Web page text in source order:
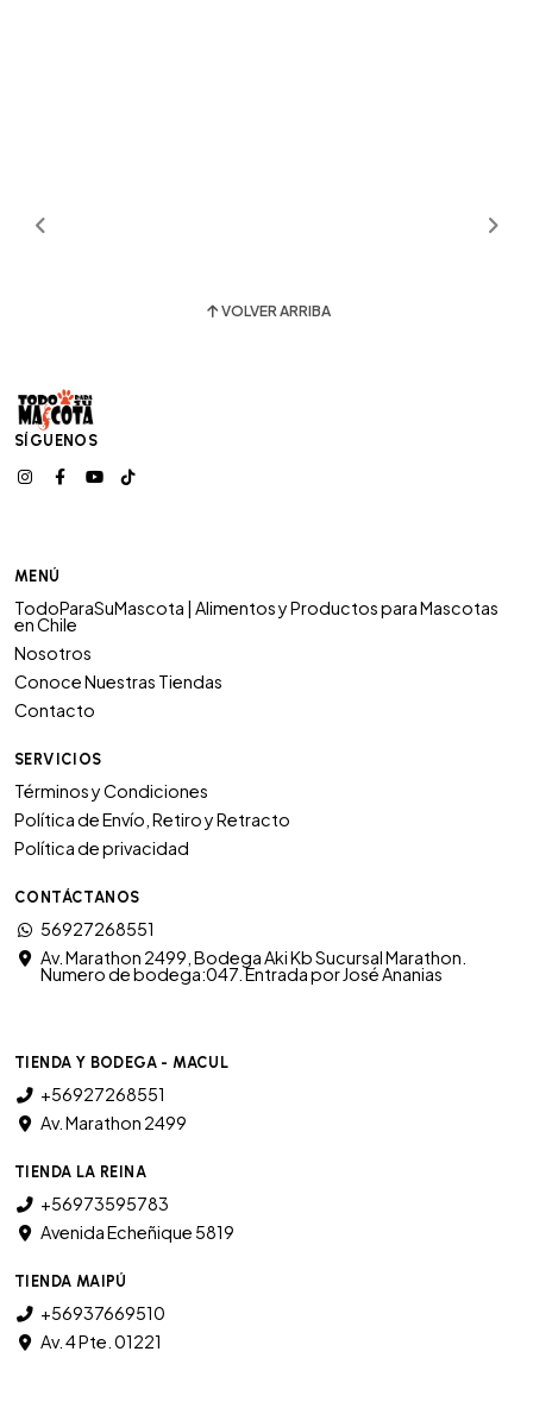
VOLVER ARRIBA
SÍGUENOS
MENÚ
TodoParaSuMascota | Alimentos y Productos para Mascotas
en Chile
Nosotros
Conoce Nuestras Tiendas
Contacto
SERVICIOS
Términos y Condiciones
Política de Envío, Retiro y Retracto
Política de privacidad
CONTÁCTANOS
56927268551
Av. Marathon 2499, Bodega Aki Kb Sucursal Marathon.
Numero de bodega:047. Entrada por José Ananias
TIENDA Y BODEGA - MACUL
+56927268551
Av. Marathon 2499
TIENDA LA REINA
+56973595783
Avenida Echeñique 5819
TIENDA MAIPÚ
+56937669510
Av. 4 Pte. 01221